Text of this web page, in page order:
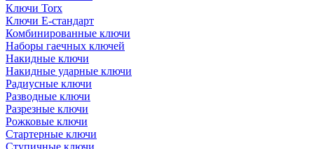
Ключи Torx
Ключи Е-стандарт
Комбинированные ключи
Наборы гаечных ключей
Накидные ключи
Накидные ударные ключи
Радиусные ключи
Разводные ключи
Разрезные ключи
Рожковые ключи
Стартерные ключи
Ступичные ключи